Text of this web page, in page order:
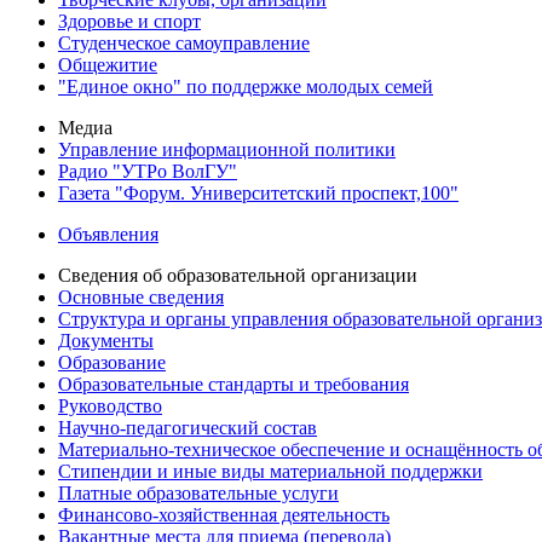
Здоровье и спорт
Студенческое самоуправление
Общежитие
"Единое окно" по поддержке молодых семей
Медиа
Управление информационной политики
Радио "УТРо ВолГУ"
Газета "Форум. Университетский проспект,100"
Объявления
Сведения об образовательной организации
Основные сведения
Структура и органы управления образовательной
Документы
Образование
Образовательные стандарты и требования
Руководство
Научно-педагогический состав
Материально-техническое обеспечение и оснащённость
Стипендии и иные виды материальной поддержки
Платные образовательные услуги
Финансово-хозяйственная деятельность
Вакантные места для приема (перевода)